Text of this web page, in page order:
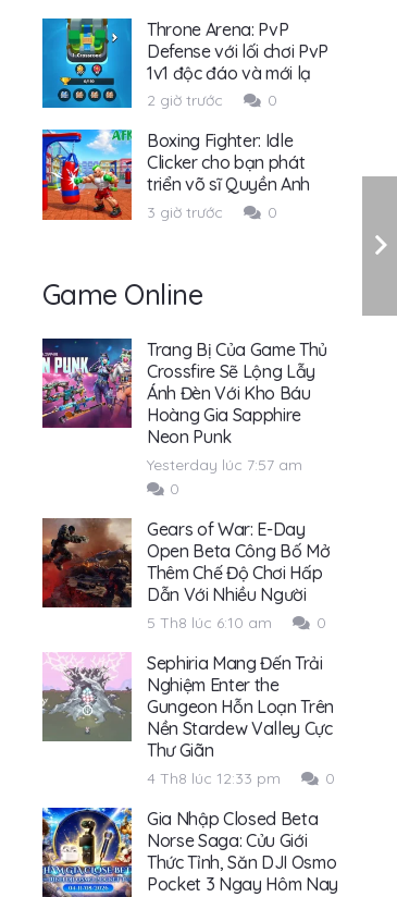
Throne Arena: PvP
Defense với lối chơi PvP
1v1 độc đáo và mới lạ
2 giờ trước 0
Boxing Fighter: Idle
Clicker cho bạn phát
triển võ sĩ Quyền Anh
3 giờ trước 0
Game Online
Trang Bị Của Game Thủ
Crossfire Sẽ Lộng Lẫy
Ánh Đèn Với Kho Báu
Hoàng Gia Sapphire
Neon Punk
Yesterday lúc 7:57 am
0
Gears of War: E-Day
Open Beta Công Bố Mở
Thêm Chế Độ Chơi Hấp
Dẫn Với Nhiều Người
5 Th8 lúc 6:10 am 0
Sephiria Mang Đến Trải
Nghiệm Enter the
Gungeon Hỗn Loạn Trên
Nền Stardew Valley Cực
Thư Giãn
4 Th8 lúc 12:33 pm 0
Gia Nhập Closed Beta
Norse Saga: Cửu Giới
Thức Tỉnh, Săn DJI Osmo
Pocket 3 Ngay Hôm Nay